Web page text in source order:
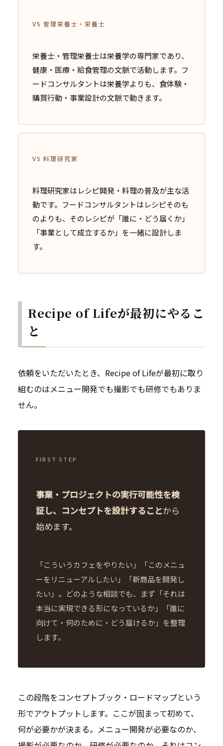
VS 管理栄養士・栄養士
栄養士・管理栄養士は栄養学の専門家であり、
健康・医療・給食管理の文脈で活動します。フ
ードコンサルタントは栄養学よりも、食体験・
購買行動・事業設計の文脈で動きます。
VS 料理研究家
料理研究家はレシピ開発・料理の普及が主な活
動です。フードコンサルタントはレシピそのも
のよりも、そのレシピが「誰に・どう届くか」
「事業として成立するか」を一緒に設計しま
す。
Recipe of Lifeが最初にやるこ
と
依頼をいただいたとき、Recipe of Lifeが最初に取り
組むのはメニュー開発でも撮影でも研修でもありま
せん。
FIRST STEP
事業・プロジェクトの実行可能性を検
証し、コンセプトを設計することから
始めます。
「こういうカフェをやりたい」「このメニュ
ーをリニューアルしたい」「新商品を開発し
たい」。どのような相談でも、まず「それは
本当に実現できる形になっているか」「誰に
向けて・何のために・どう届けるか」を整理
します。
この段階をコンセプトブック・ロードマップという
形でアウトプットします。ここが固まって初めて、
何が必要かが決まる。メニュー開発が必要なのか、